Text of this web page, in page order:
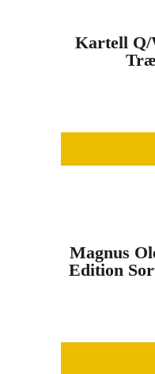
Kartell Q/
Magnus
Edition